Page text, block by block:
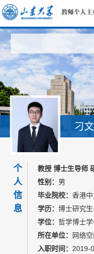
科学研究
教学研究
获奖信息
招生信息
学生信息
我的相册
教师博客
刁
个
人
信
息
教授 博士生导师
性别： 男
毕业院校： 香港
学历： 博士研究
学位： 哲学博士学
所在单位：
网络
入职时间： 2019-